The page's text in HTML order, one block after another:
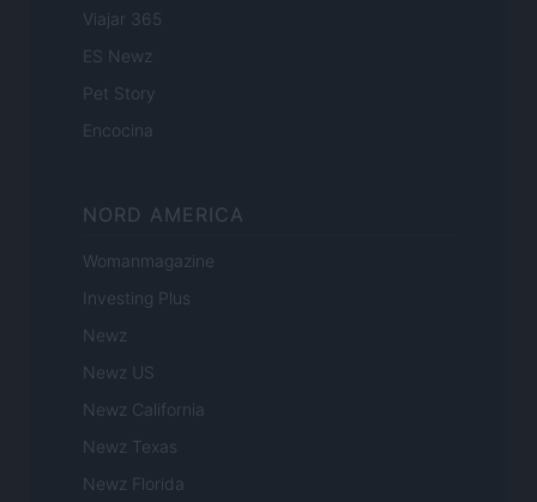
Viajar 365
ES Newz
Pet Story
Encocina
NORD AMERICA
Womanmagazine
Investing Plus
Newz
Newz US
Newz California
Newz Texas
Newz Florida